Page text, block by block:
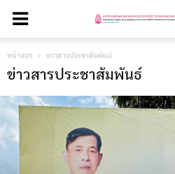
หน้าแรก ข่าวสารประชาสัมพันธ์
ข่าวสารประชาสัมพันธ์